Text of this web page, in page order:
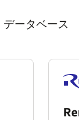
データベース